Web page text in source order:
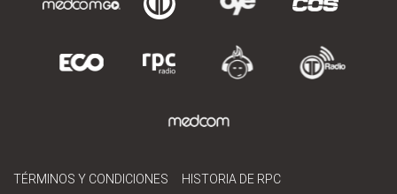
TÉRMINOS Y CONDICIONES HISTORIA DE RPC